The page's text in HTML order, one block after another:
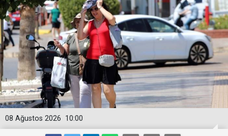
10:00
08 Ağustos 2026